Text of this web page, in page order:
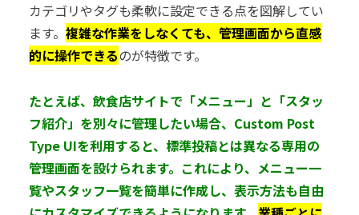
カテゴリやタグも柔軟に設定できる点を図解してい
ます。 複雑な作業をしなくても、管理画面から直感
的に操作できるのが特徴です。
たとえば、飲食店サイトで「メニュー」と「スタッ
フ紹介」を別々に管理したい場合、Custom Post
Type UIを利用すると、標準投稿とは異なる専用の
管理画面を設けられます。これにより、メニュー一
覧やスタッフ一覧を簡単に作成し、表示方法も自由